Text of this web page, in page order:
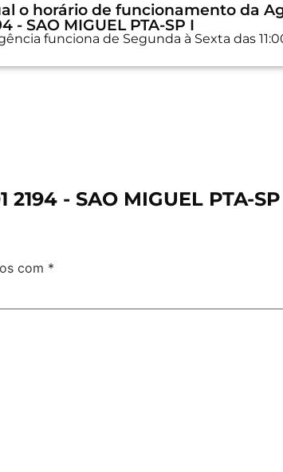
o horário de funcionamento da
- SAO MIGUEL PTA-SP I
funciona de Segunda à Sexta das
- SAO MIGUEL PTA-
com *